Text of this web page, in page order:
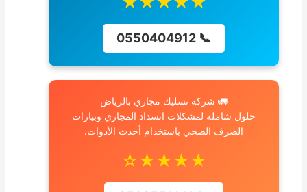
📞 0550404912
🚛 شركة تسليك مجاري بالرياض
حلول شاملة لمشكلات انسداد المجاري وبيارات
الصرف الصحي باستخدام أحدث الأدوات.
★★★★☆